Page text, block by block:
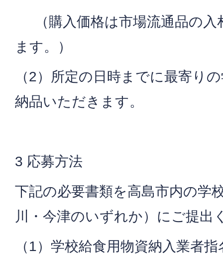
（購入価格は市場流通品の入
ます。）
（2）所定の日時までに最寄り
納品いただきます。
3 応募方法
下記の必要書類を高島市内の学
川・今津のいずれか）にご提出
（1）学校給食用物資納入業者